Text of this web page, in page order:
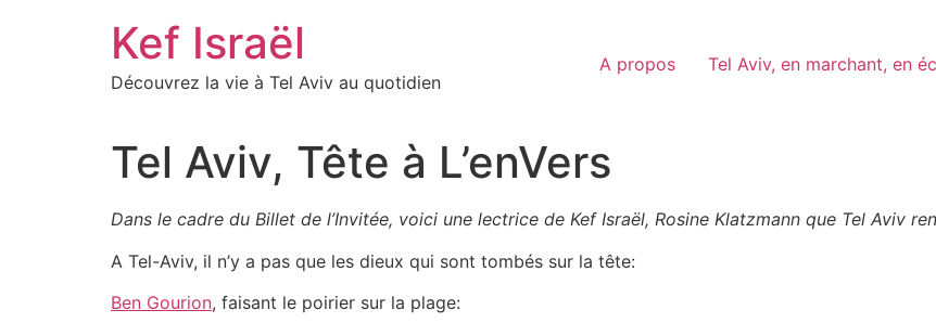
Kef Israël
Découvrez la vie à Tel Aviv au quotidien
A propos Tel Aviv, en marchant, en
Tel Aviv, Tête à L’enVers
Dans le cadre du Billet de l’Invitée, voici une lectrice de Kef Israël, Rosine Klatzmann que Tel Aviv
A Tel-Aviv, il n’y a pas que les dieux qui sont tombés sur la tête:
Ben Gourion, faisant le poirier sur la plage: